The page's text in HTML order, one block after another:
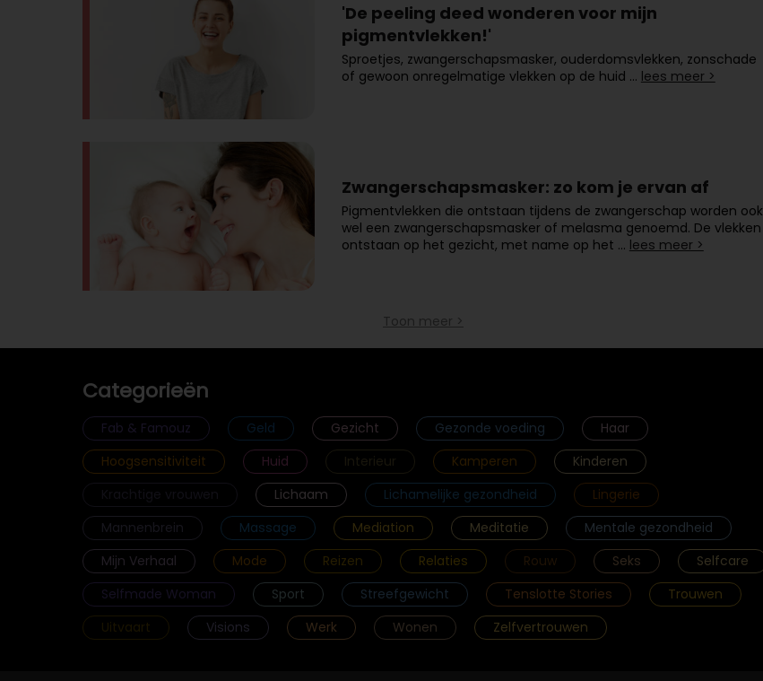
'De peeling deed wonderen voor mijn
pigmentvlekken!'
Sproetjes, zwangerschapsmasker, ouderdomsvlekken, zonschade
of gewoon onregelmatige vlekken op de huid … lees meer >
Zwangerschapsmasker: zo kom je ervan af
Pigmentvlekken die ontstaan tijdens de zwangerschap worden ook
wel een zwangerschapsmasker of melasma genoemd. De vlekken
ontstaan op het gezicht, met name op het … lees meer >
Toon meer >
Categorieën
Fab & Famouz Geld Gezicht Gezonde voeding
Haar
Hoogsensitiviteit
Huid Interieur Kamperen
Kinderen
Lichaam Lichamelijke gezondheid
Lingerie
Mannenbrein
Massage Mediation Meditatie
Mentale gezondheid
Mijn Verhaal
Mode Reizen Relaties Rouw Seks
Selfcare
Selfmade Woman
Sport Streefgewicht Tenslotte Stories
Trouwen
Uitvaart
Visions Werk Wonen Zelfvertrouwen